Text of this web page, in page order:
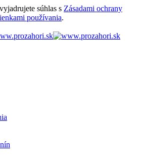
súhlas s Zásadami ochrany
používania.